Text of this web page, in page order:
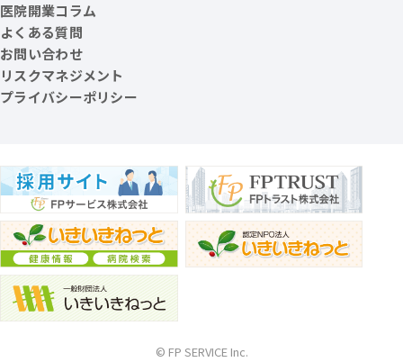
医院開業コラム
よくある質問
お問い合わせ
リスクマネジメント
プライバシーポリシー
© FP SERVICE Inc.